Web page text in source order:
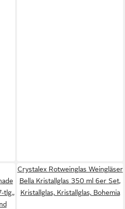
tlg.,
Crystalex Rotweinglas Weingläser
Bella Kristallglas 350 ml 6er Set,
Kristallglas, Kristallglas, Bohemia